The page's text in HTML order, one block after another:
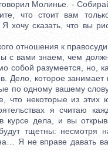
Молинье. -
что стоит вам
хочу сказать, что вы
отношения к
вами знаем, чем
собой разумеется, но,
Дело, которое
по одному вашему
что некоторые из этих
я считаю
курсе дела, и вы
тщетны: несмотря
Я не вправе давать